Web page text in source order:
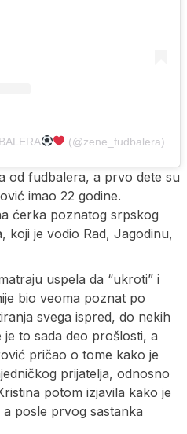
(@zene_fudbalera)
od fudbalera, a prvo dete su
imao 22 godine.
ćerka poznatog srpskog
koji je vodio Rad, Jagodinu,
uspela da “ukroti” i
bio veoma poznat po
svega ispred, do nekih
to sada deo prošlosti, a
pričao o tome kako je
prijatelja, odnosno
potom izjavila kako je
posle prvog sastanka